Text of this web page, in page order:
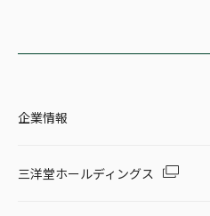
企業情報
三洋堂ホールディングス